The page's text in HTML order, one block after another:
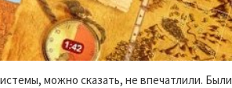
можно сказать, не впечатлили. Были